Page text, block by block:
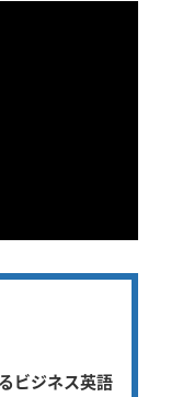
ビジネス英語